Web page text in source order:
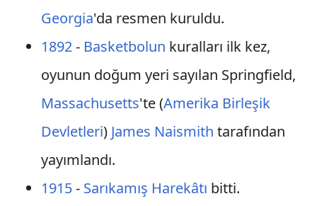
Georgia'da resmen kuruldu.
1892- Basketbolun kuralları ilk kez,
oyunun doğum yeri sayılan Springfield,
Massachusetts'te (Amerika Birleşik
Devletleri) James Naismith tarafından
yayımlandı.
1915- Sarıkamış Harekâtı bitti.